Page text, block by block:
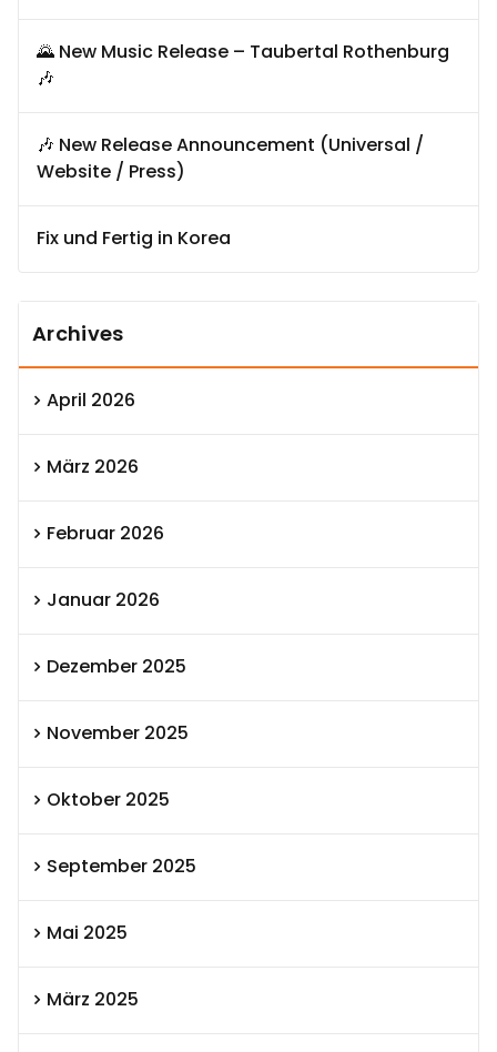
🌄 New Music Release – Taubertal Rothenburg
🎶
🎶 New Release Announcement (Universal /
Website / Press)
Fix und Fertig in Korea
Archives
April 2026
März 2026
Februar 2026
Januar 2026
Dezember 2025
November 2025
Oktober 2025
September 2025
Mai 2025
März 2025